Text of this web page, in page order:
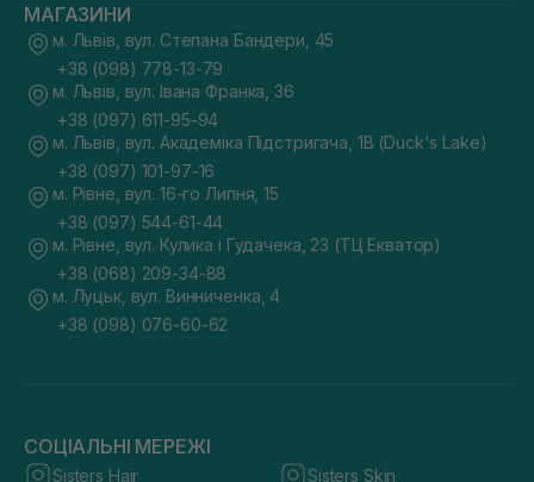
МАГАЗИНИ
м. Львів, вул. Степана Бандери, 45
+38 (098) 778-13-79
м. Львів, вул. Івана Франка, 36
+38 (097) 611-95-94
м. Львів, вул. Академіка Підстригача, 1В (Duck's Lake)
+38 (097) 101-97-16
м. Рівне, вул. 16-го Липня, 15
+38 (097) 544-61-44
м. Рівне, вул. Кулика і Гудачека, 23 (ТЦ Екватор)
+38 (068) 209-34-88
м. Луцьк, вул. Винниченка, 4
+38 (098) 076-60-62
СОЦІАЛЬНІ МЕРЕЖІ
Sisters Hair Sisters Skin